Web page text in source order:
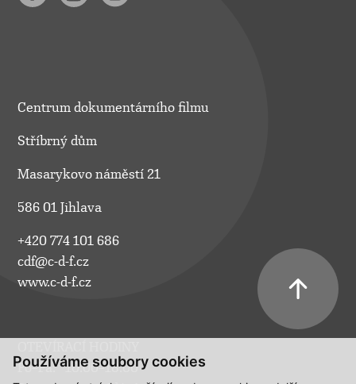
Používáme soubory cookies
Centrum dokumentárního filmu
Stříbrný dům
Masarykovo náměstí 21
586 01 Jihlava
+420 774 101 686
cdf@c-d-f.cz
www.c-d-f.cz
Po–Pá:
10.00–18.00